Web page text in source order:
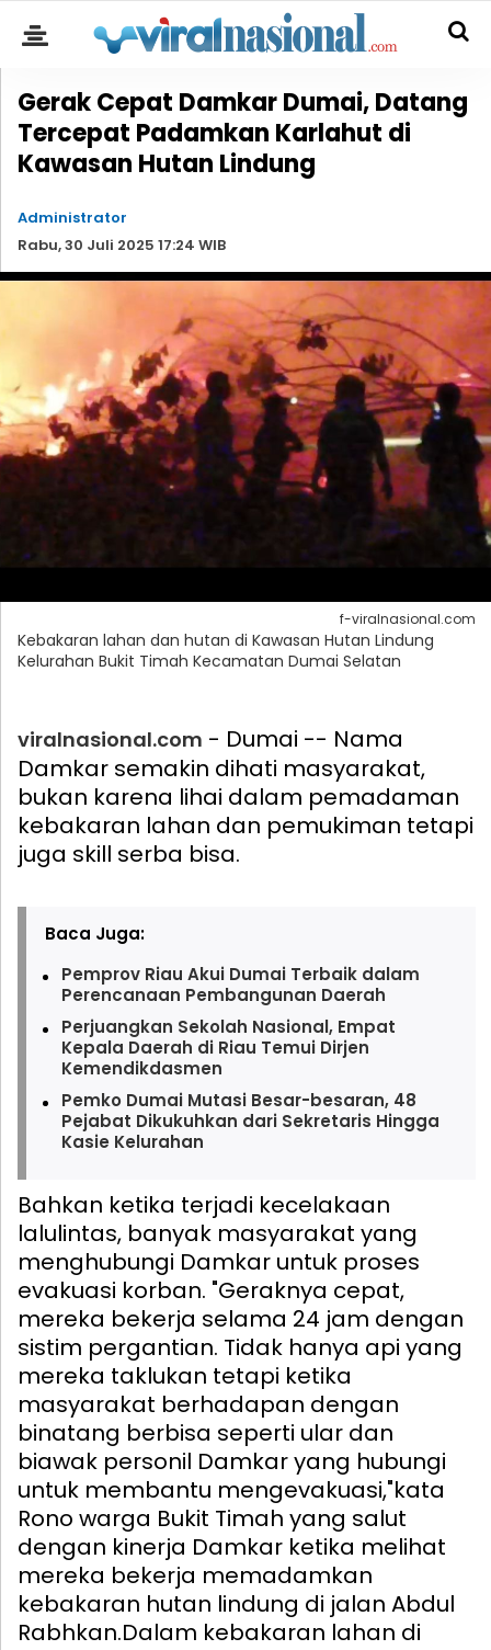
Gerak Cepat Damkar Dumai, Datang
Tercepat Padamkan Karlahut di
Kawasan Hutan Lindung
Administrator
Rabu, 30 Juli 2025 17:24 WIB
f-viralnasional.com
Kebakaran lahan dan hutan di Kawasan Hutan Lindung
Kelurahan Bukit Timah Kecamatan Dumai Selatan
viralnasional.com - Dumai -- Nama
Damkar semakin dihati masyarakat,
bukan karena lihai dalam pemadaman
kebakaran lahan dan pemukiman tetapi
juga skill serba bisa.
Baca Juga:
Pemprov Riau Akui Dumai Terbaik dalam
Perencanaan Pembangunan Daerah
Perjuangkan Sekolah Nasional, Empat
Kepala Daerah di Riau Temui Dirjen
Kemendikdasmen
Pemko Dumai Mutasi Besar-besaran, 48
Pejabat Dikukuhkan dari Sekretaris Hingga
Kasie Kelurahan
Bahkan ketika terjadi kecelakaan
lalulintas, banyak masyarakat yang
menghubungi Damkar untuk proses
evakuasi korban. "Geraknya cepat,
mereka bekerja selama 24 jam dengan
sistim pergantian. Tidak hanya api yang
mereka taklukan tetapi ketika
masyarakat berhadapan dengan
binatang berbisa seperti ular dan
biawak personil Damkar yang hubungi
untuk membantu mengevakuasi,"kata
Rono warga Bukit Timah yang salut
dengan kinerja Damkar ketika melihat
mereka bekerja memadamkan
kebakaran hutan lindung di jalan Abdul
Rabhkan.Dalam kebakaran lahan di